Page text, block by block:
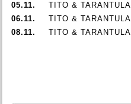
05.11.
TITO & TARANTULA
06.11.
TITO & TARANTULA
08.11.
TITO & TARANTULA